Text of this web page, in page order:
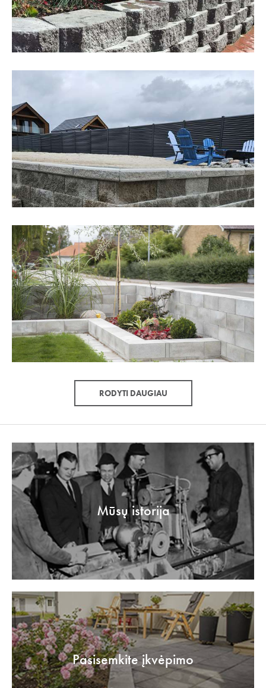
RODYTI DAUGIAU
Mūsų istorija
Pasisemkite įkvėpimo